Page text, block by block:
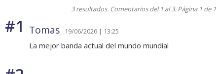
3 resultados. Comentarios del 1 al 3. Página 1 de 1
#1 Tomas 19/06/2026 | 13:25
La mejor banda actual del mundo mundial